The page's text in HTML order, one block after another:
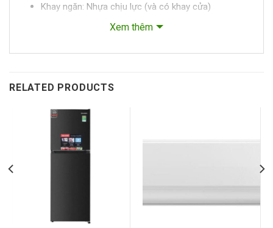
Khay ngăn: Nhựa chịu lực (và có khay cửa)
Kích thước: khoảngCao 1195 mm × Rộng 549
Công suất tiêu thụ: khoảng 100 W định mức; điện
năng tiêu thụ hàng năm khoảng
Kháng khuẩn/khử mùi: Công nghệ Silver Nano.
Dung tích 159 lít: phù hợp với gia đình nhỏ khoảng
2-3 người hoặc dùng phòng trọ, căn hộ nhỏ.
Xem thêm
RELATED PRODUCTS